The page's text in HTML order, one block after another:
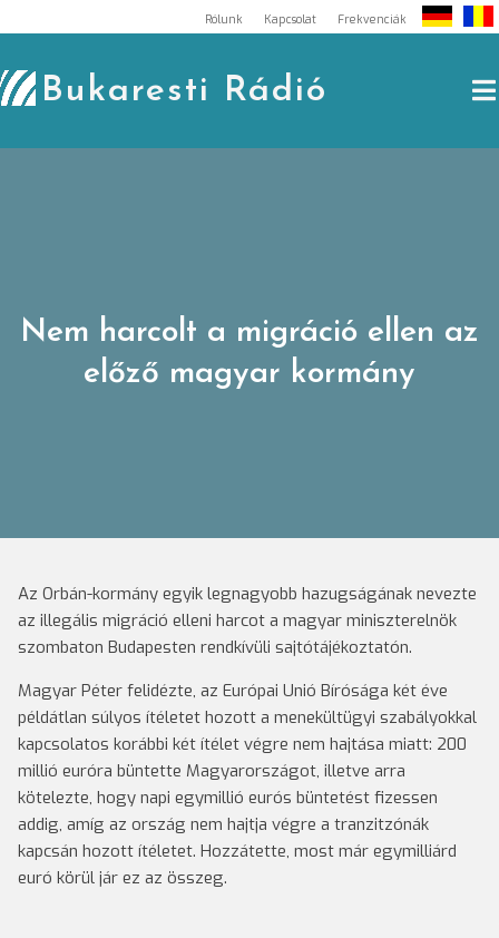
to
content
Rólunk Kapcsolat Frekvenciák
Bukaresti Rádió
Nem harcolt a migráció ellen az
előző magyar kormány
Az Orbán-kormány egyik legnagyobb hazugságának nevezte
az illegális migráció elleni harcot a magyar miniszterelnök
szombaton Budapesten rendkívüli sajtótájékoztatón.
Magyar Péter felidézte, az Európai Unió Bírósága két éve
példátlan súlyos ítéletet hozott a menekültügyi szabályokkal
kapcsolatos korábbi két ítélet végre nem hajtása miatt: 200
millió euróra büntette Magyarországot, illetve arra
kötelezte, hogy napi egymillió eurós büntetést fizessen
addig, amíg az ország nem hajtja végre a tranzitzónák
kapcsán hozott ítéletet. Hozzátette, most már egymilliárd
euró körül jár ez az összeg.